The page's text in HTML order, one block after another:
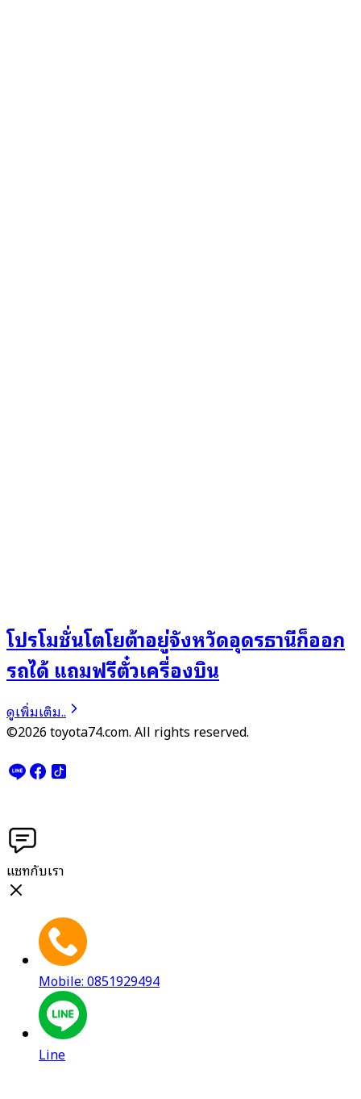
โปรโมชั่นโตโยต้าอยู่จังหวัดอุดรธานีก็ออก
รถได้ แถมฟรีตั๋วเครื่องบิน
ดูเพิ่มเติม..
©2026 toyota74.com. All rights reserved.
แชทกับเรา
Mobile: 0851929494
Line